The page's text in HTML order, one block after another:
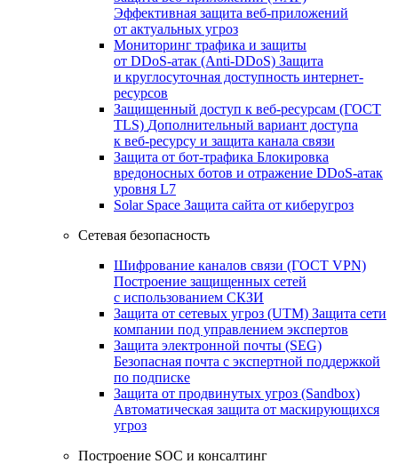
Эффективная защита веб-приложений
от актуальных угроз
Мониторинг трафика и защиты
от DDoS‑атак (Anti‑DDoS) Защита
и круглосуточная доступность интернет-
ресурсов
Защищенный доступ к веб-ресурсам (ГОСТ
TLS) Дополнительный вариант доступа
к веб‑ресурсу и защита канала связи
Защита от бот‑трафика Блокировка
вредоносных ботов и отражение DDoS‑атак
уровня L7
Solar Space Защита сайта от киберугроз
Сетевая безопасность
Шифрование каналов связи (ГОСТ VPN)
Построение защищенных сетей
с использованием СКЗИ
Защита от сетевых угроз (UTM) Защита сети
компании под управлением экспертов
Защита электронной почты (SEG)
Безопасная почта с экспертной поддержкой
по подписке
Защита от продвинутых угроз (Sandbox)
Автоматическая защита от маскирующихся
угроз
Построение SOC и консалтинг